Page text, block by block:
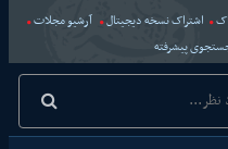
اشتراک نسخه دیجیتال
آرشیو مجلات
پیشرفته